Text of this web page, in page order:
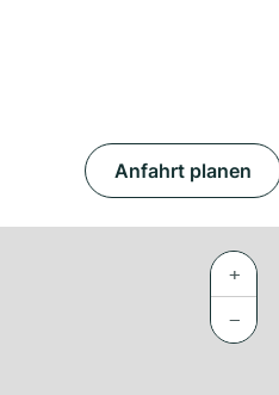
Anfahrt planen
+
−